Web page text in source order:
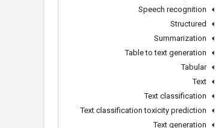
Speech recognition
Structured
Summarization
Table to text generation
Tabular
Text
Text classification
Text classification toxicity prediction
Text generation